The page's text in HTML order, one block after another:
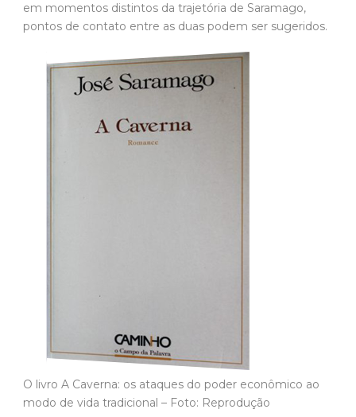
em momentos distintos da trajetória de Saramago,
pontos de contato entre as duas podem ser sugeridos.
O livro A Caverna: os ataques do poder econômico ao
modo de vida tradicional – Foto: Reprodução